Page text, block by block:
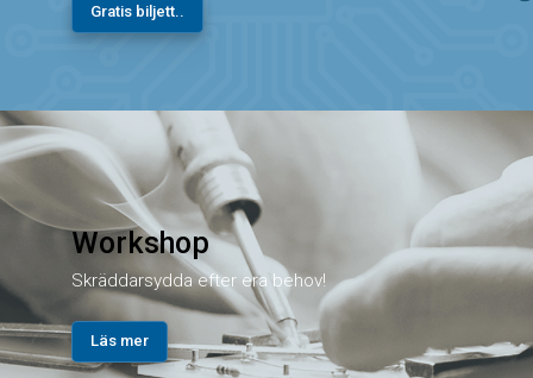
Gratis biljett..
Workshop
Skräddarsydda efter era behov!
Läs mer